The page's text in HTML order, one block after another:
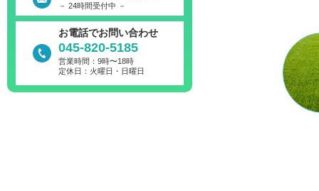
－ 24時間受付中 －
お電話でお問い合わせ
045-820-5185
営業時間：9時〜18時
定休日：火曜日・日曜日